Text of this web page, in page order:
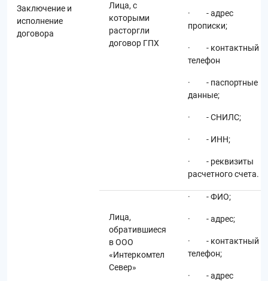
Заключение и
исполнение
договора
Лица, с
которыми
расторгли
договор ГПХ
· - адрес
прописки;
· - контактный
телефон
· - паспортные
данные;
· - СНИЛС;
· - ИНН;
· - реквизиты
расчетного счета.
Лица,
обратившиеся
в ООО
«Интеркомтел
Север»
· - ФИО;
· - адрес;
· - контактный
телефон;
· - адрес